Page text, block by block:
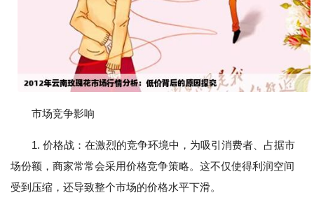
市场竞争影响
1. 价格战：在激烈的竞争环境中，为吸引消费者、占据市
场份额，商家常常会采用价格竞争策略。这不仅使得利润空间
受到压缩，还导致整个市场的价格水平下滑。